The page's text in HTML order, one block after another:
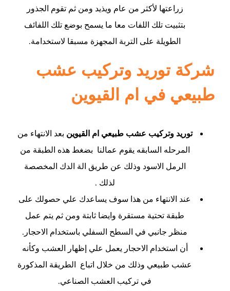
زراعتها لأكثر من عام ويذيد ومن ثم تقوم الجذور
بتثبيت تلك اللفات معا ما يسمح بوضع تلك اللفائف
الطويلة على التربة المجهزة مسبقا لاستخدامة.
شركة توريد وتركيب عشب
طبيعي في ام القيوين
توريد وتركيب عشب طبيعي ام القيوين بعد الانتهاء من
المرحله السابقه يقوم عمالنا بضغط هذه الطبقة من
الرمل الاسود وذلك عن طريق الة الدك المخصصة
لذلك .
عند الانتهاء من هذا سوف يساعدك علي حصولك على
طبقة تحتية مستقرة وايضا ثابتة ومن ثم يتم عمل
منظر جانبي في السطح السفلي باستخدام الاحجار.
أن استخدام الاحجار يعمل علي إظهار العشب وكأنه
عشب طبيعي وذلك من خلال اتباع الطريقة المذكورة
في تركيب العشب الصناعي.